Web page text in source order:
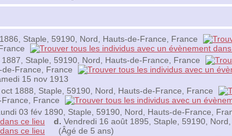
Staple, 59190, Nord, Hauts-de-France, France
Staple, 59190, Nord, Hauts-de-France, France
France, France
15 nov 1913
1888, Staple, 59190, Nord, Hauts-de-France, France
France
03 fév 1890, Staple, 59190, Nord, Hauts-de-France,
d. Vendredi 16 août 1895, Staple, 59190,
(Âgé de 5 ans)